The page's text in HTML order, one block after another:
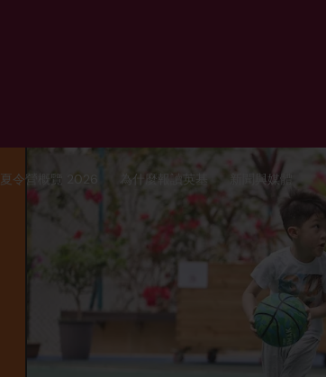
夏令營概覽 2026 為什麼報讀英基 新聞與媒體